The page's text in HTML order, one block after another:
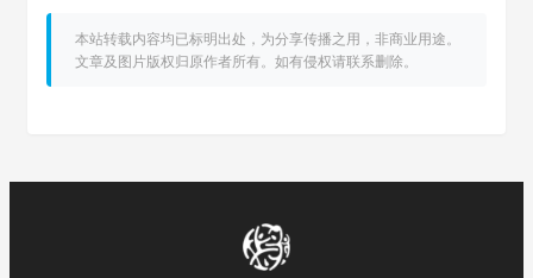
本站转载内容均已标明出处，为分享传播之用，非商业用途。
文章及图片版权归原作者所有。如有侵权请联系删除。